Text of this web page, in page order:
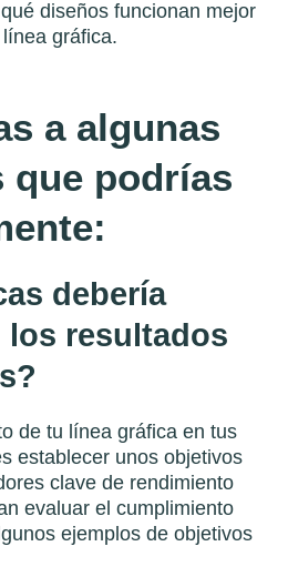
diseños funcionan mejor
gráfica.
a algunas
que podrías
debería
los resultados
de tu línea gráfica en tus
establecer unos objetivos
clave de rendimiento
evaluar el cumplimiento
ejemplos de objetivos